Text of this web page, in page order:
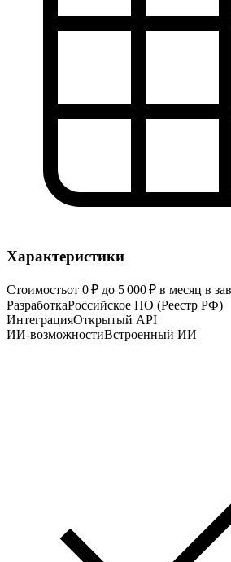
Характеристики
Стоимостьот 0 ₽ до 5 000 ₽ в месяц в
РазработкаРоссийское ПО (Реестр РФ)
ИнтеграцияОткрытый API
ИИ-возможностиВстроенный ИИ